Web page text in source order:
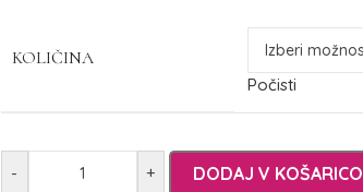
KOLIČINA
Počisti
- + DODAJ V KOŠARICO